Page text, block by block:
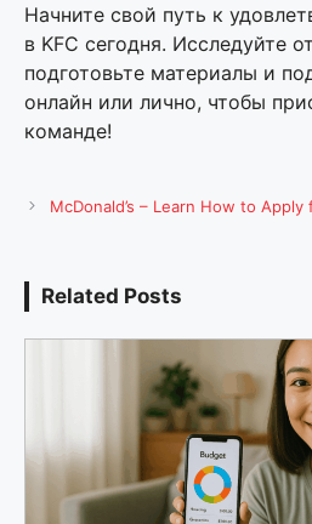
Начните свой путь к
в KFC сегодня. Исследуйте
подготовьте материалы и
онлайн или лично, чтобы
команде!
McDonald’s – Learn How to Apply
Related Posts